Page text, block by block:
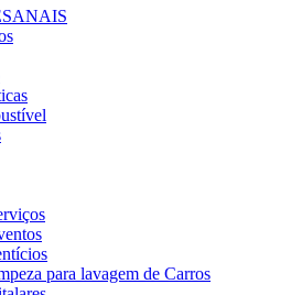
para lavagem de Carros